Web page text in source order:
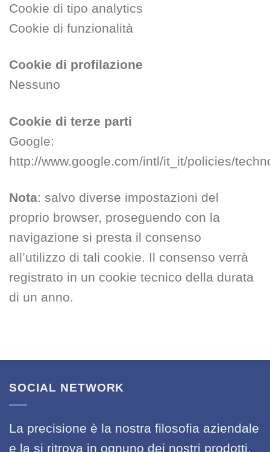
Cookie di tipo analytics
Cookie di funzionalità
Cookie di profilazione
Nessuno
Cookie di terze parti
Google:
http://www.google.com/intl/it_it/policies/
Nota: salvo diverse impostazioni del
proprio browser, proseguendo con la
navigazione si presta il consenso
all’utilizzo di tali cookie. Il consenso verrà
registrato in un cookie tecnico della durata
di un anno.
SOCIAL NETWORK
La precisione è la nostra filosofia aziendale
e la si ritrova in ognuno dei nostri prodotti.